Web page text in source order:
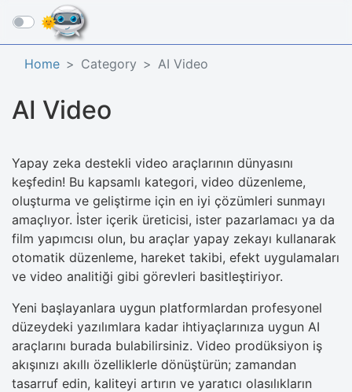
☰
Home Category AI Video
AI Video
Yapay zeka destekli video araçlarının dünyasını
keşfedin! Bu kapsamlı kategori, video düzenleme,
oluşturma ve geliştirme için en iyi çözümleri sunmayı
amaçlıyor. İster içerik üreticisi, ister pazarlamacı ya da
film yapımcısı olun, bu araçlar yapay zekayı kullanarak
otomatik düzenleme, hareket takibi, efekt uygulamaları
ve video analitiği gibi görevleri basitleştiriyor.
Yeni başlayanlara uygun platformlardan profesyonel
düzeydeki yazılımlara kadar ihtiyaçlarınıza uygun AI
araçlarını burada bulabilirsiniz. Video prodüksiyon iş
akışınızı akıllı özelliklerle dönüştürün; zamandan
tasarruf edin, kaliteyi artırın ve yaratıcı olasılıkların